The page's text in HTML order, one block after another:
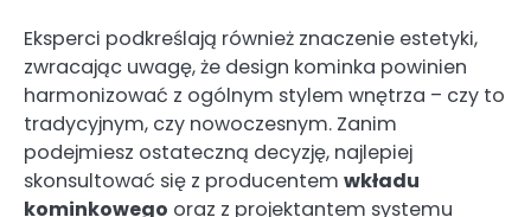
Eksperci podkreślają również znaczenie estetyki,
zwracając uwagę, że design kominka powinien
harmonizować z ogólnym stylem wnętrza – czy to
tradycyjnym, czy nowoczesnym. Zanim
podejmiesz ostateczną decyzję, najlepiej
skonsultować się z producentem wkładu
kominkowego oraz z projektantem systemu